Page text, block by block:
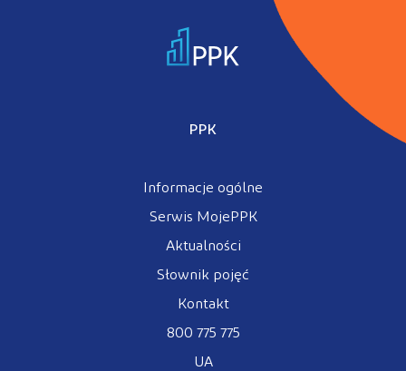
Zaloguj się
PPK
Informacje ogólne
Serwis MojePPK
Aktualności
Słownik pojęć
Kontakt
800 775 775
UA